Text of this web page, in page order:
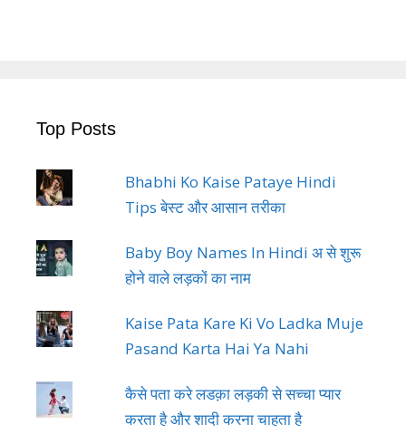
Top Posts
Bhabhi Ko Kaise Pataye Hindi
Tips बेस्ट और आसान तरीका
Baby Boy Names In Hindi अ से शुरू
होने वाले लड़कों का नाम
Kaise Pata Kare Ki Vo Ladka Muje
Pasand Karta Hai Ya Nahi
कैसे पता करे लडक़ा लड़की से सच्चा प्यार
करता है और शादी करना चाहता है